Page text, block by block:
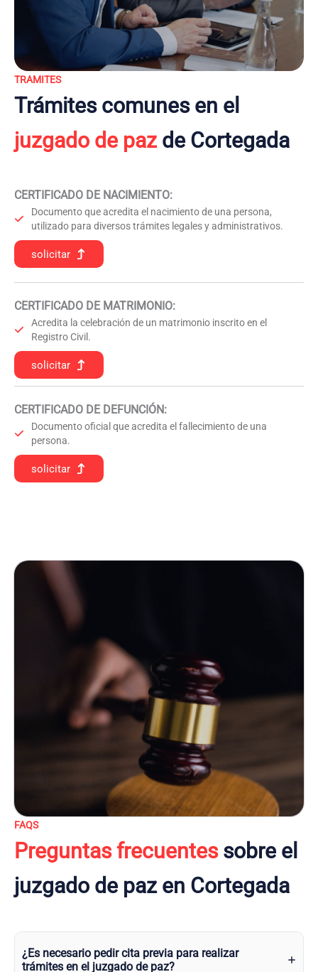
TRAMITES
Trámites comunes en el
juzgado de pazde Cortegada
CERTIFICADO DE NACIMIENTO:
Documento que acredita el nacimiento de una persona,
utilizado para diversos trámites legales y administrativos.
solicitar
CERTIFICADO DE MATRIMONIO:
Acredita la celebración de un matrimonio inscrito en el
Registro Civil.
solicitar
CERTIFICADO DE DEFUNCIÓN:
Documento oficial que acredita el fallecimiento de una
persona.
solicitar
FAQS
Preguntas frecuentessobre el
juzgado de paz en Cortegada
¿Es necesario pedir cita previa para realizar
trámites en el juzgado de paz?